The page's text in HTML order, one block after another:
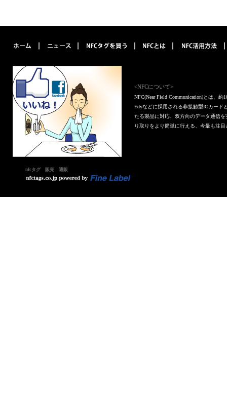
<NFCについて>
NFC(Near Field Communication)とは、
Edyなどに採用される非接触型ICカード
たる製品に対応、双方向のデータ通信
り取りをより簡単に行える、今最も注
nfcタグ 販売 通販